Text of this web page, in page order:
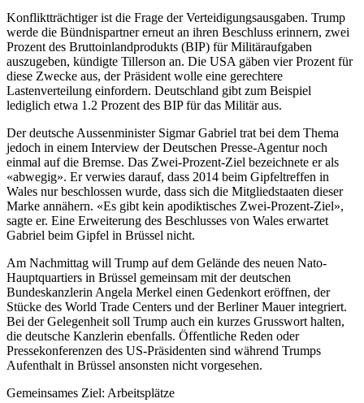
Konfliktträchtiger ist die Frage der Verteidigungsausgaben. Trump
werde die Bündnispartner erneut an ihren Beschluss erinnern, zwei
Prozent des Bruttoinlandprodukts (BIP) für Militäraufgaben
auszugeben, kündigte Tillerson an. Die USA gäben vier Prozent für
diese Zwecke aus, der Präsident wolle eine gerechtere
Lastenverteilung einfordern. Deutschland gibt zum Beispiel
lediglich etwa 1.2 Prozent des BIP für das Militär aus.
Der deutsche Aussenminister Sigmar Gabriel trat bei dem Thema
jedoch in einem Interview der Deutschen Presse-Agentur noch
einmal auf die Bremse. Das Zwei-Prozent-Ziel bezeichnete er als
«abwegig». Er verwies darauf, dass 2014 beim Gipfeltreffen in
Wales nur beschlossen wurde, dass sich die Mitgliedstaaten dieser
Marke annähern. «Es gibt kein apodiktisches Zwei-Prozent-Ziel»,
sagte er. Eine Erweiterung des Beschlusses von Wales erwartet
Gabriel beim Gipfel in Brüssel nicht.
Am Nachmittag will Trump auf dem Gelände des neuen Nato-
Hauptquartiers in Brüssel gemeinsam mit der deutschen
Bundeskanzlerin Angela Merkel einen Gedenkort eröffnen, der
Stücke des World Trade Centers und der Berliner Mauer integriert.
Bei der Gelegenheit soll Trump auch ein kurzes Grusswort halten,
die deutsche Kanzlerin ebenfalls. Öffentliche Reden oder
Pressekonferenzen des US-Präsidenten sind während Trumps
Aufenthalt in Brüssel ansonsten nicht vorgesehen.
Gemeinsames Ziel: Arbeitsplätze